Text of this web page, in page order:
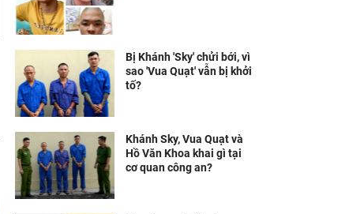
Bị Khánh 'Sky' chửi bới, vì
sao 'Vua Quạt' vẫn bị khởi
tố?
Khánh Sky, Vua Quạt và
Hồ Văn Khoa khai gì tại
cơ quan công an?